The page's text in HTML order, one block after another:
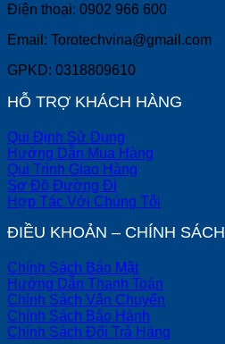
Điện thoại: 0902 966 600
Email: Torotechvina@gmail.com
GPKD: 0318809610
HỖ TRỢ KHÁCH HÀNG
Qui Định Sử Dụng
Hướng Dẫn Mua Hàng
Qui Trình Giao Hàng
Sơ Đồ Đường Đi
Hợp Tác Với Chúng Tôi
ĐIỀU KHOẢN – CHÍNH SÁCH
Chính Sách Bảo Mật
Hướng Dẫn Thanh Toán
Chính Sách Vận Chuyển
Chính Sách Bảo Hành
Chính Sách Đổi Trả Hàng